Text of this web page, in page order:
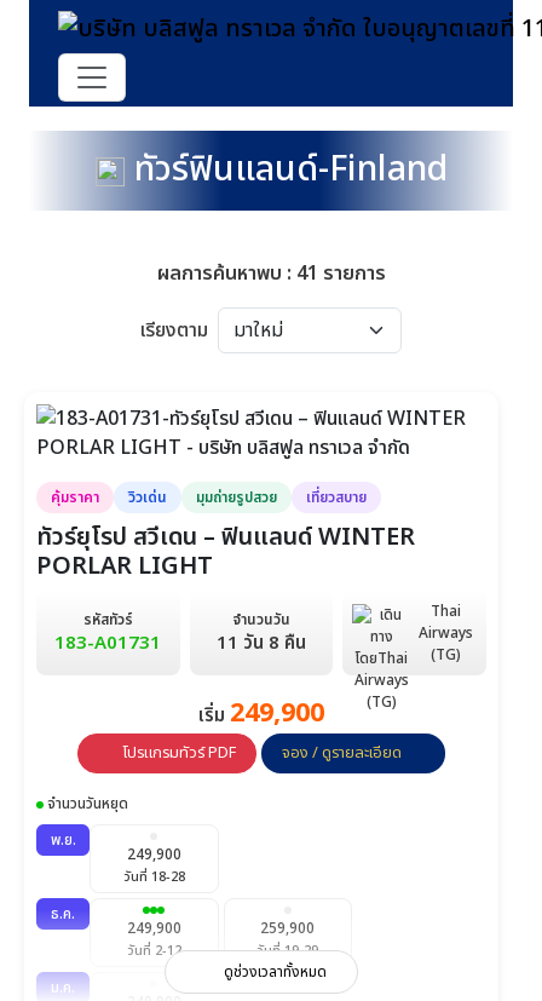
ทัวร์ฟินแลนด์-Finland
ผลการค้นหาพบ : 41 รายการ
เรียงตาม
คุ้มราคา วิวเด่น มุมถ่ายรูปสวย เที่ยวสบาย
ทัวร์ยุโรป สวีเดน – ฟินแลนด์ WINTER
PORLAR LIGHT
รหัสทัวร์
183-A01731
จำนวนวัน
11 วัน 8 คืน
Thai
Airways
(TG)
เริ่ม 249,900
โปรแกรมทัวร์ PDF จอง / ดูรายละเอียด
จำนวนวันหยุด
พ.ย.
249,900
วันที่ 18-28
ธ.ค.
249,900
วันที่ 2-12
259,900
วันที่ 19-29
ม.ค.
ดูช่วงเวลาทั้งหมด